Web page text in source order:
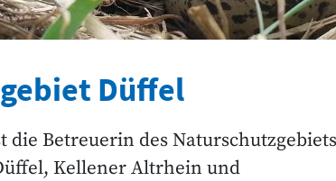
Düffel
die Betreuerin des
Kellener Altrhein und